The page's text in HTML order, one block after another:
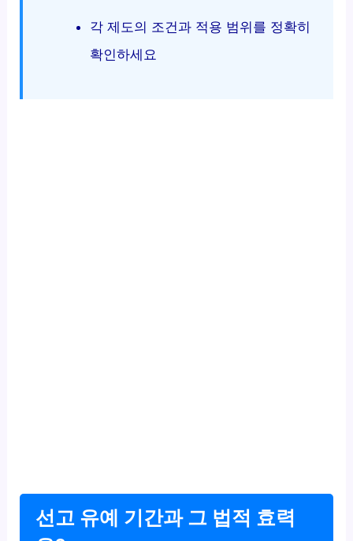
각 제도의 조건과 적용 범위를 정확히
확인하세요
선고 유예 기간과 그 법적 효력